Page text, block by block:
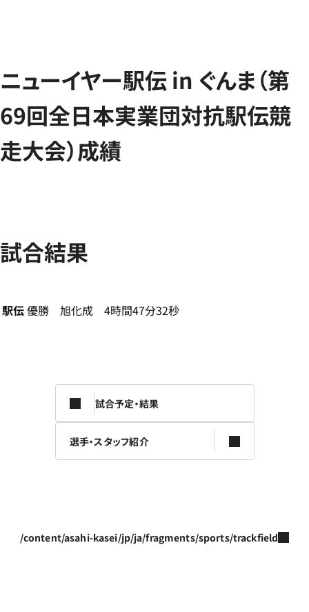
ニューイヤー駅伝 in ぐんま（第
69回全日本実業団対抗駅伝競
走大会）成績
試合結果
駅伝優勝 旭化成 4時間47分32秒
試合予定・結果
選手・スタッフ紹介
/content/asahi-kasei/jp/ja/fragments/sports/trackfield